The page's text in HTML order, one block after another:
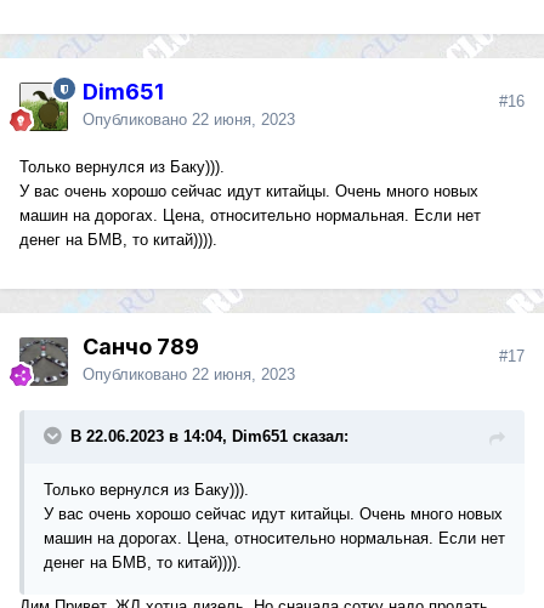
Dim651
Опубликовано 22 июня, 2023
#16
Только вернулся из Баку))).
У вас очень хорошо сейчас идут китайцы. Очень много новых
машин на дорогах. Цена, относительно нормальная. Если нет
денег на БМВ, то китай)))).
Санчо 789
Опубликовано 22 июня, 2023
#17
В 22.06.2023 в 14:04, Dim651 сказал:
Только вернулся из Баку))).
У вас очень хорошо сейчас идут китайцы. Очень много новых
машин на дорогах. Цена, относительно нормальная. Если нет
денег на БМВ, то китай)))).